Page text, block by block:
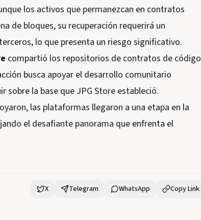
los activos que permanezcan en contratos
de bloques, su recuperación requerirá un
lo que presenta un riesgo significativo.
compartió los repositorios de contratos de código
busca apoyar el desarrollo comunitario
la base que JPG Store estableció.
las plataformas llegaron a una etapa en la
el desafiante panorama que enfrenta el
X Telegram WhatsApp Copy Link